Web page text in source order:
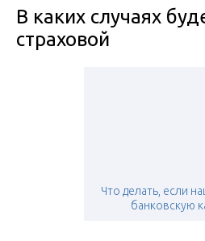
В каких случаях
страховой
Что делать, если
банковскую